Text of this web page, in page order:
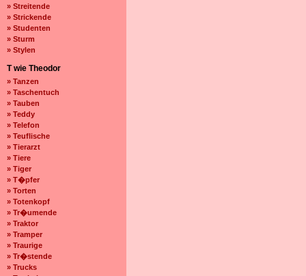
» Streitende
» Strickende
» Studenten
» Sturm
» Stylen
T wie Theodor
» Tanzen
» Taschentuch
» Tauben
» Teddy
» Telefon
» Teuflische
» Tierarzt
» Tiere
» Tiger
» T�pfer
» Torten
» Totenkopf
» Tr�umende
» Traktor
» Tramper
» Traurige
» Tr�stende
» Trucks